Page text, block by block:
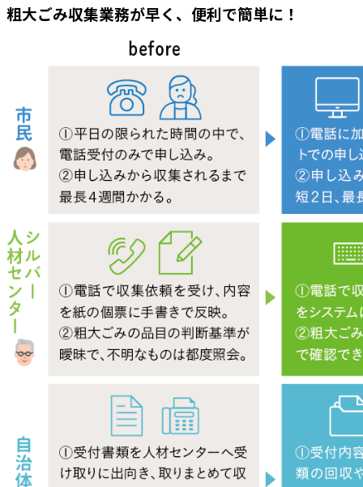
粗大ごみ収集業務が早く、便利で簡単に！